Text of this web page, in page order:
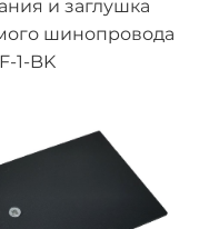
и заглушка
шинопровода
1-BK